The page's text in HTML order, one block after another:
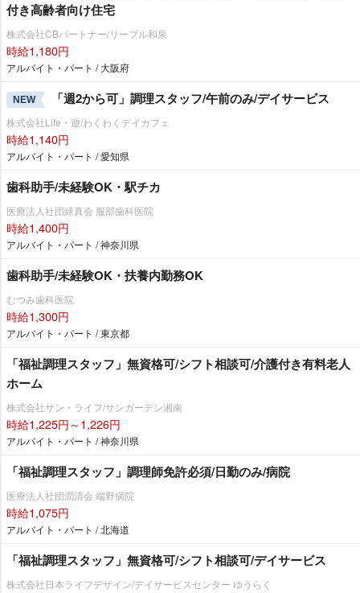
付き高齢者向け住宅
株式会社CBパートナー/リーブル和泉
時給1,180円
アルバイト・パート / 大阪府
NEW 「週2から可」調理スタッフ/午前のみ/デイサービス
株式会社Life・遊/わくわくデイカフェ
時給1,140円
アルバイト・パート / 愛知県
歯科助手/未経験OK・駅チカ
医療法人社団緑真会 服部歯科医院
時給1,400円
アルバイト・パート / 神奈川県
歯科助手/未経験OK・扶養内勤務OK
むつみ歯科医院
時給1,300円
アルバイト・パート / 東京都
「福祉調理スタッフ」無資格可/シフト相談可/介護付き有料老人
ホーム
株式会社サン・ライフ/サンガーデン湘南
時給1,225円～1,226円
アルバイト・パート / 神奈川県
「福祉調理スタッフ」調理師免許必須/日勤のみ/病院
医療法人社団潤清会 端野病院
時給1,075円
アルバイト・パート / 北海道
「福祉調理スタッフ」無資格可/シフト相談可/デイサービス
株式会社日本ライフデザイン/デイサービスセンター ゆうらく